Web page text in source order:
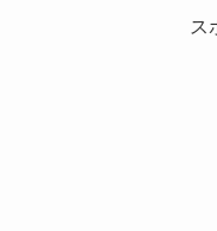
ス